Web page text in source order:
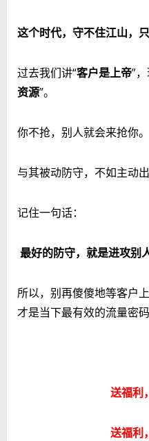
这个时代，守不住江山，
过去我们讲“客户是上帝”
资源”。
你不抢，别人就会来抢你。
与其被动防守，不如主动出
记住一句话：
最好的防守，就是进攻别
所以，别再傻傻地等客户
才是当下最有效的流量密码
送福利
送福利